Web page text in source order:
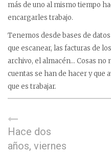
más de uno al mismo tiempo
encargarles trabajo.
Tenemos desde bases de
que escanear, las facturas de
archivo, el almacén… Cosas no
cuentas se han de hacer y que
que es trabajar.
Hace dos
años, viernes